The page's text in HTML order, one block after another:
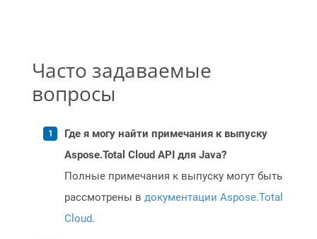
Часто задаваемые
вопросы
Где я могу найти примечания к выпуску
Aspose.Total Cloud API для Java?
Полные примечания к выпуску могут быть
рассмотрены в документации Aspose.Total
Cloud.